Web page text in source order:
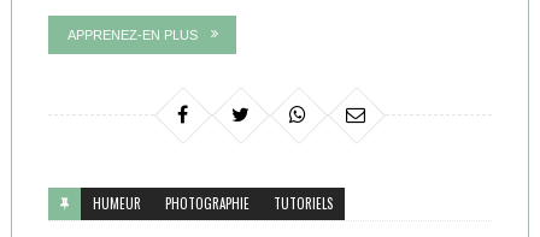
APPRENEZ-EN PLUS
HUMEUR PHOTOGRAPHIE TUTORIELS